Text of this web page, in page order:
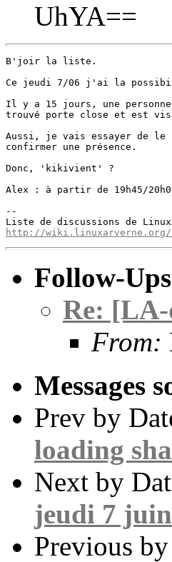
UhYA==
B'joir la liste.
Ce jeudi 7/06 j'ai la
Il y a 15 jours, une
trouvé porte close et est
Aussi, je vais essayer de
confirmer une présence.
Donc, 'kikivient' ?
Alex : à partir de 19h45/
--
http://
Follow-Ups
Re: [LA-
From:
Messages
Prev by
loading
Next by
jeudi 7 juin
Previous